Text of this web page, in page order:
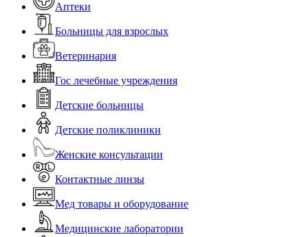
Аптеки
Больницы для взрослых
Ветеринария
Гос лечебные учреждения
Детские больницы
Детские поликлиники
Женские консультации
Контактные линзы
Мед товары и оборудование
Медицинские лаборатории